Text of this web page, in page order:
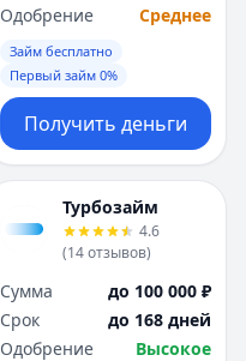
Одобрение
Среднее
Займ бесплатно
Первый займ 0%
Получить деньги
Турбозайм
4.6
(14отзывов)
Сумма
до 100 000 ₽
Срок
до 168 дней
Одобрение
Высокое